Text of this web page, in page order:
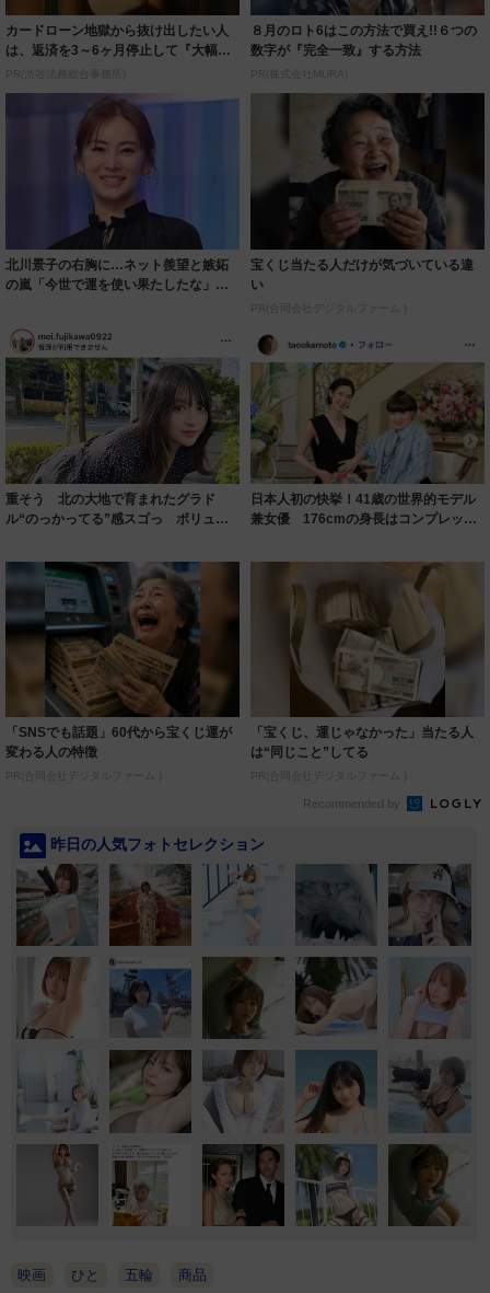
カードローン地獄から抜け出したい人
は、返済を3～6ヶ月停止して『大幅に
減額してか...
PR(渋谷法務総合事務所)
８月のロト6はこの方法で買え!!６つの
数字が『完全一致』する方法
PR(株式会社MURA)
北川景子の右胸に…ネット羨望と嫉妬
の嵐「今世で運を使い果たしたな」
宝くじ当たる人だけが気づいている違
い
PR(合同会社デジタルファーム )
重そう 北の大地で育まれたグラド
ル“のっかってる”感スゴっ ボリュー
日本人初の快挙！41歳の世界的モデル
兼女優 176cmの身長はコンプレック
「SNSでも話題」60代から宝くじ運が
変わる人の特徴
PR(合同会社デジタルファーム )
「宝くじ、運じゃなかった」当たる人
は“同じこと”してる
PR(合同会社デジタルファーム )
Recommended by
昨日の人気フォトセレクション
映画 ひと 五輪 商品